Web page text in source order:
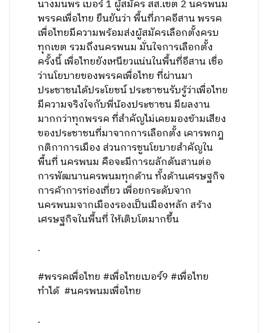
นางมนพร เบอร์ 1 ผู้สมัคร สส.เขต 2 นครพนม
พรรคเพื่อไทย ยืนยันว่า พื้นที่ภาคอีสาน พรรค
เพื่อไทยมีความพร้อมส่งผู้สมัครเลือกตั้งครบ
ทุกเขต รวมถึงนครพนม มั่นใจการเลือกตั้ง
ครั้งนี้ เพื่อไทยยังเหนียวแน่นในพื้นที่อีสาน เชื่อ
ว่านโยบายของพรรคเพื่อไทย ที่ผ่านมา
ประชาชนได้ประโยชน์ ประชาชนรับรู้ว่าเพื่อไทย
มีความจริงใจกับพี่น้องประชาชน มีผลงาน
มากกว่าทุกพรรค ที่สำคัญไม่เคยมองข้ามเสียง
ของประชาชนที่มาจากการเลือกตั้ง เคารพกฎ
กติกาการเมือง ส่วนการชูนโยบายสำคัญใน
พื้นที่ นครพนม คือจะมีการผลักดันสานต่อ
การพัฒนานครพนมทุกด้าน ทั้งด้านเศรษฐกิจ
การค้าการท่องเที่ยว เพื่อยกระดับจาก
นครพนมจากเมืองรองเป็นเมืองหลัก สร้าง
เศรษฐกิจในพื้นที่ ให้เติบโตมากขึ้น
.
#พรรคเพื่อไทย #เพื่อไทยเบอร์9 #เพื่อไทย
ทำได้ #นครพนมเพื่อไทย
.